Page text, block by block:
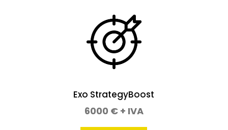
Exo StrategyBoost
6000 € + IVA